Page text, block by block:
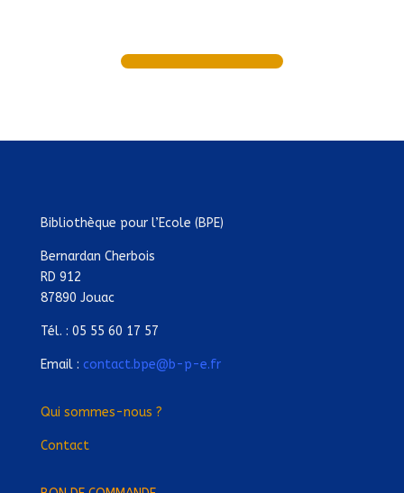
Bibliothèque pour l’Ecole (BPE)
Bernardan Cherbois
RD 912
87890 Jouac
Tél. : 05 55 60 17 57
Email : contact.bpe@b-p-e.fr
Qui sommes-nous ?
Contact